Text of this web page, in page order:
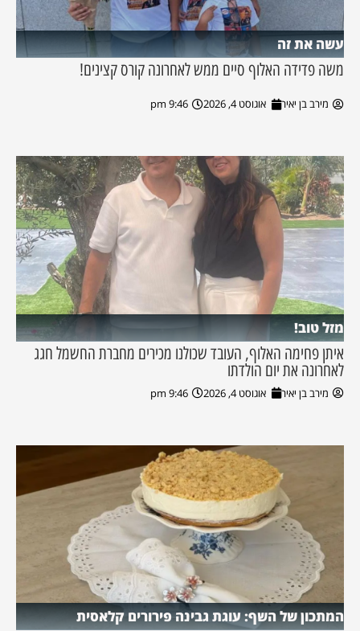
עשה את זה
משה פדידה האלוף סיים ממש לאחרונה קורס קצינים!
מירב בן יאיר אוגוסט 4, 2026 9:46 pm
מזל טוב!
איתן פחימה האלוף, העובד שכולנו מכירים מחברת החשמל חגג
לאחרונה את יום הולדתו
מירב בן יאיר אוגוסט 4, 2026 9:46 pm
המתכון של השף: עוגת גבינה פירורים קלאסית